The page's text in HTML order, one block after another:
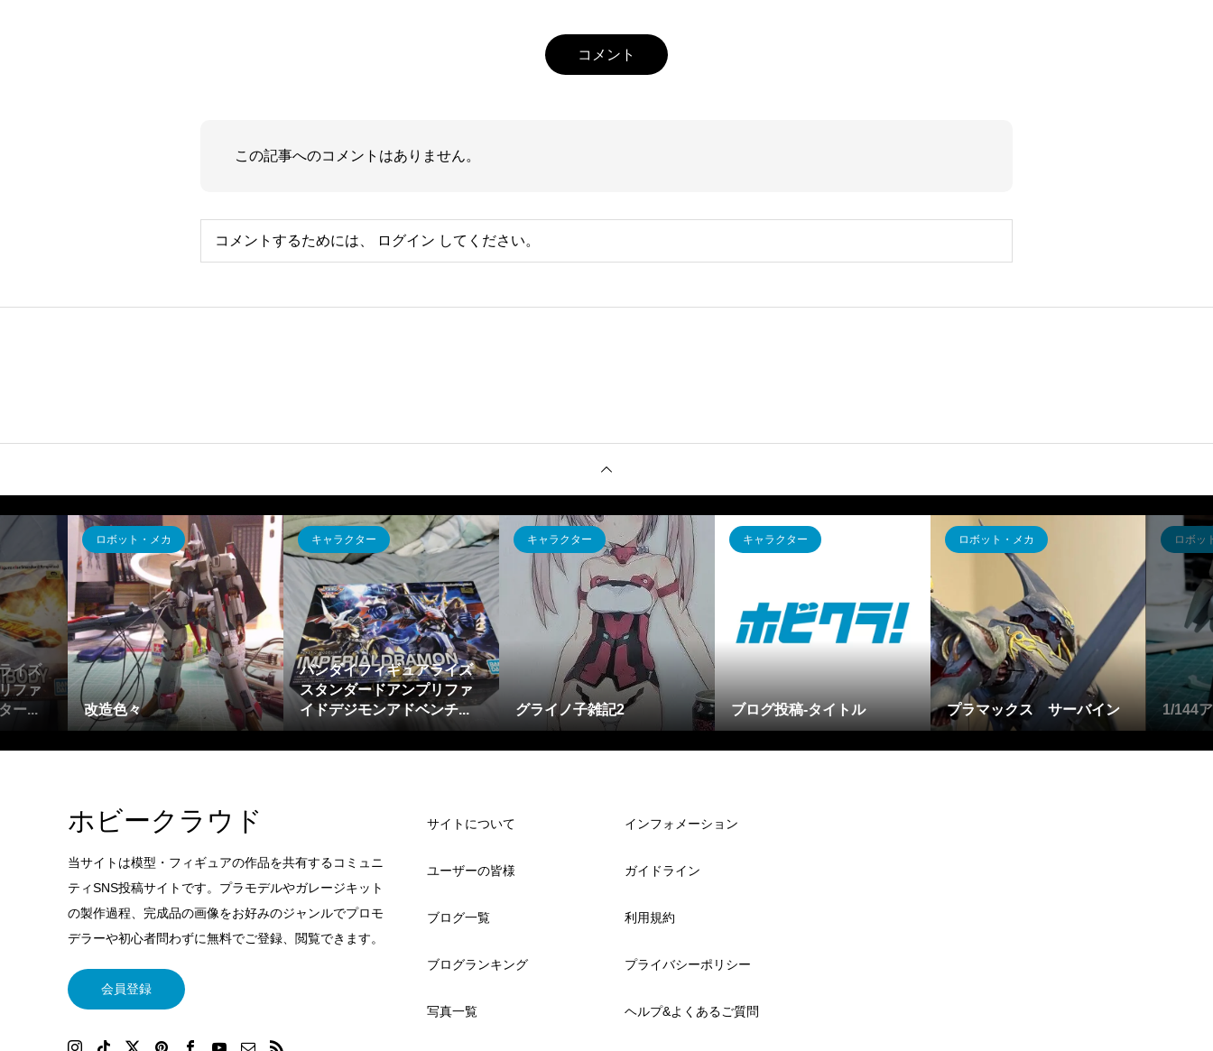
コメント
この記事へのコメントはありません。
コメントするためには、 ログイン してください。
イズ
ファ
ー...
ロボット・メカ
改造色々
キャラクター
バンダイフィギュアライズ
スタンダードアンプリファ
イドデジモンアドベンチ...
キャラクター
グライノ子雑記2
キャラクター
ブログ投稿-タイトル
ロボット・メカ
プラマックス サーバイン
ロボッ
1/144
ホビークラウド
当サイトは模型・フィギュアの作品を共有するコミュニ
ティSNS投稿サイトです。プラモデルやガレージキット
の製作過程、完成品の画像をお好みのジャンルでプロモ
デラーや初心者問わずに無料でご登録、閲覧できます。
会員登録
サイトについて
ユーザーの皆様
ブログ一覧
ブログランキング
写真一覧
インフォメーション
ガイドライン
利用規約
プライバシーポリシー
ヘルプ&よくあるご質問